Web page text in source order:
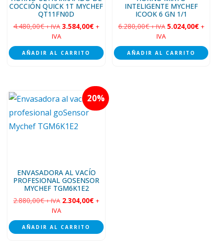
COCCIÓN QUICK 1T MYCHEF
QT11FN0D
4.480,00€ + IVA 3.584,00€ +
IVA
AÑADIR AL CARRITO
INTELIGENTE MYCHEF
ICOOK 6 GN 1/1
6.280,00€ + IVA 5.024,00€ +
IVA
AÑADIR AL CARRITO
20
ENVASADORA AL VACÍO
PROFESIONAL GOSENSOR
MYCHEF TGM6K1E2
2.880,00€ + IVA 2.304,00€ +
IVA
AÑADIR AL CARRITO